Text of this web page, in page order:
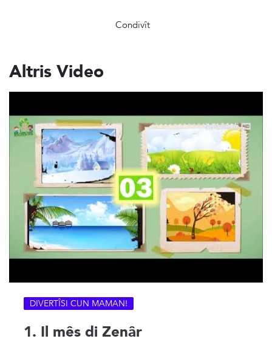
Condivît
Altris Video
DIVERTÎSI CUN MAMAN!
1. Il mês di Zenâr